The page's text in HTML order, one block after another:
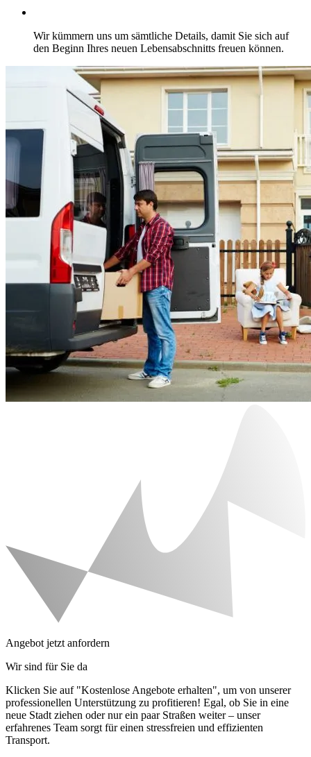
Wir kümmern uns um sämtliche Details, damit Sie sich auf
den Beginn Ihres neuen Lebensabschnitts freuen können.
Angebot jetzt anfordern
Wir sind für Sie da
Klicken Sie auf "Kostenlose Angebote erhalten", um von unserer
professionellen Unterstützung zu profitieren! Egal, ob Sie in eine
neue Stadt ziehen oder nur ein paar Straßen weiter – unser
erfahrenes Team sorgt für einen stressfreien und effizienten
Transport.